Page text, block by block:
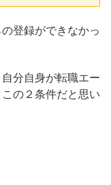
登録ができなかっ
分自身が転職エー
の２条件だと思い